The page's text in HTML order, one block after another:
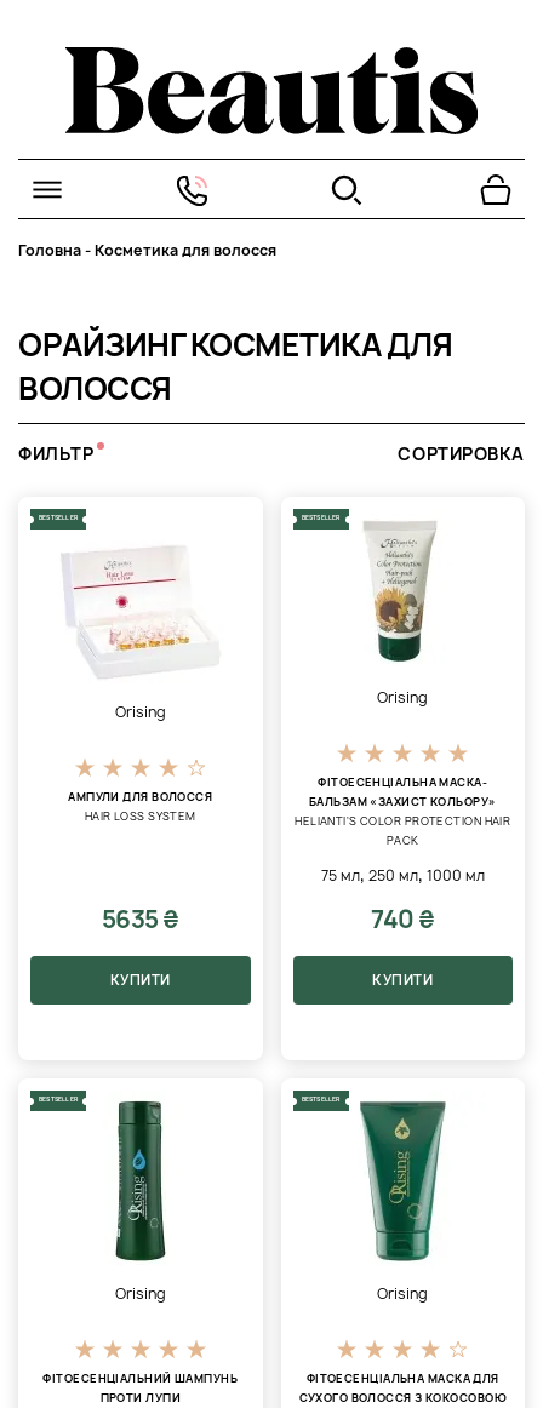
Головна-Косметика для волосся
ОРАЙЗИНГ КОСМЕТИКА ДЛЯ
ВОЛОССЯ
ФИЛЬТР СОРТИРОВКА
BESTSELLER
Orising
АМПУЛИ ДЛЯ ВОЛОССЯ
HAIR LOSS SYSTEM
5635 ₴
КУПИТИ
BESTSELLER
Orising
ФІТОЕСЕНЦІАЛЬНА МАСКА-
БАЛЬЗАМ «ЗАХИСТ КОЛЬОРУ»
HELIANTI'S COLOR PROTECTION HAIR
PACK
75 мл, 250 мл, 1000 мл
740 ₴
КУПИТИ
BESTSELLER
Orising
ФІТОЕСЕНЦІАЛЬНИЙ ШАМПУНЬ
ПРОТИ ЛУПИ
BESTSELLER
Orising
ФІТОЕСЕНЦІАЛЬНА МАСКА ДЛЯ
СУХОГО ВОЛОССЯ З КОКОСОВОЮ